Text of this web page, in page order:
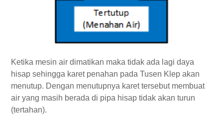
Ketika mesin air dimatikan maka tidak ada lagi daya
hisap sehingga karet penahan pada Tusen Klep akan
menutup. Dengan menutupnya karet tersebut membuat
air yang masih berada di pipa hisap tidak akan turun
(tertahan).